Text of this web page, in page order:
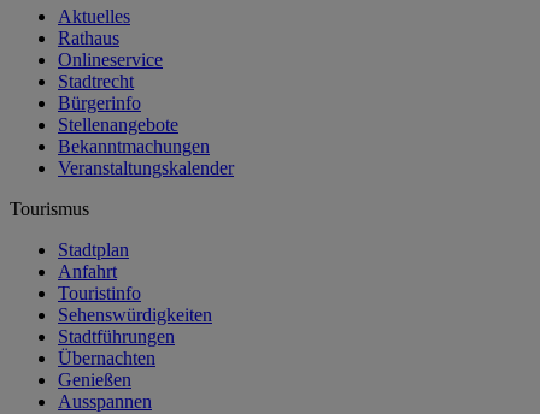
Aktuelles
Rathaus
Onlineservice
Stadtrecht
Bürgerinfo
Stellenangebote
Bekanntmachungen
Veranstaltungskalender
Tourismus
Stadtplan
Anfahrt
Touristinfo
Sehenswürdigkeiten
Stadtführungen
Übernachten
Genießen
Ausspannen